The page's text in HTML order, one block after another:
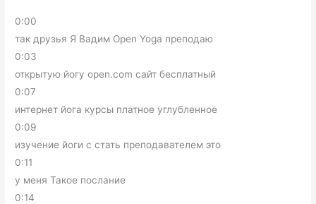
0:00
так друзья Я Вадим Open Yoga преподаю
0:03
открытую йогу open.com сайт бесплатный
0:07
интернет йога курсы платное углубленное
0:09
изучение йоги с стать преподавателем это
0:11
у меня Такое послание
0:14